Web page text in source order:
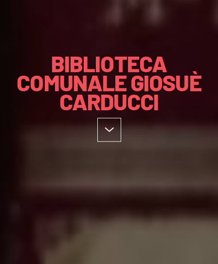
BIBLIOTECA
COMUNALE GIOSUÈ
CARDUCCI